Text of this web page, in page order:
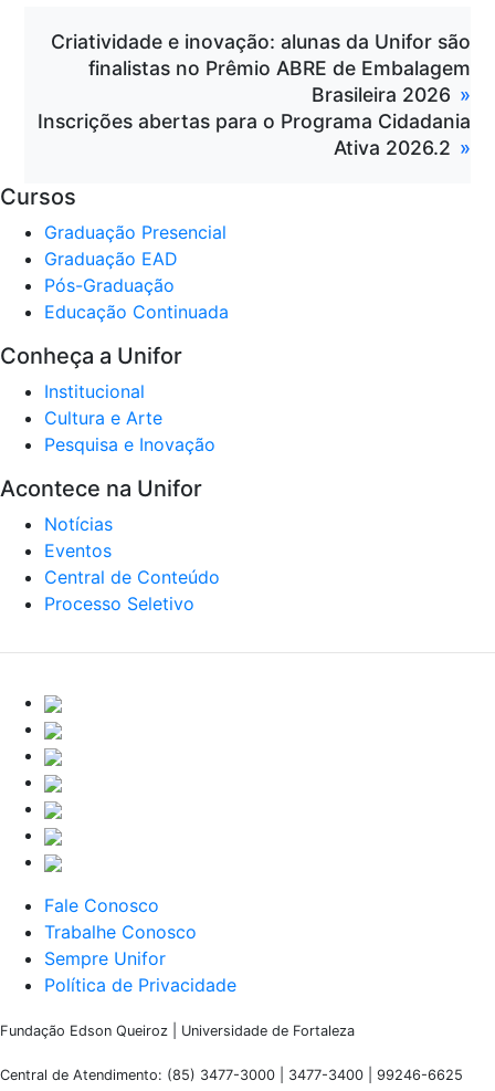
Criatividade e inovação: alunas da Unifor são
finalistas no Prêmio ABRE de Embalagem
Brasileira 2026
Inscrições abertas para o Programa Cidadania
Ativa 2026.2
Cursos
Graduação Presencial
Graduação EAD
Pós-Graduação
Educação Continuada
Conheça a Unifor
Institucional
Cultura e Arte
Pesquisa e Inovação
Acontece na Unifor
Notícias
Eventos
Central de Conteúdo
Processo Seletivo
Fale Conosco
Trabalhe Conosco
Sempre Unifor
Política de Privacidade
Fundação Edson Queiroz | Universidade de Fortaleza
Central de Atendimento: (85) 3477-3000 | 3477-3400 | 99246-6625